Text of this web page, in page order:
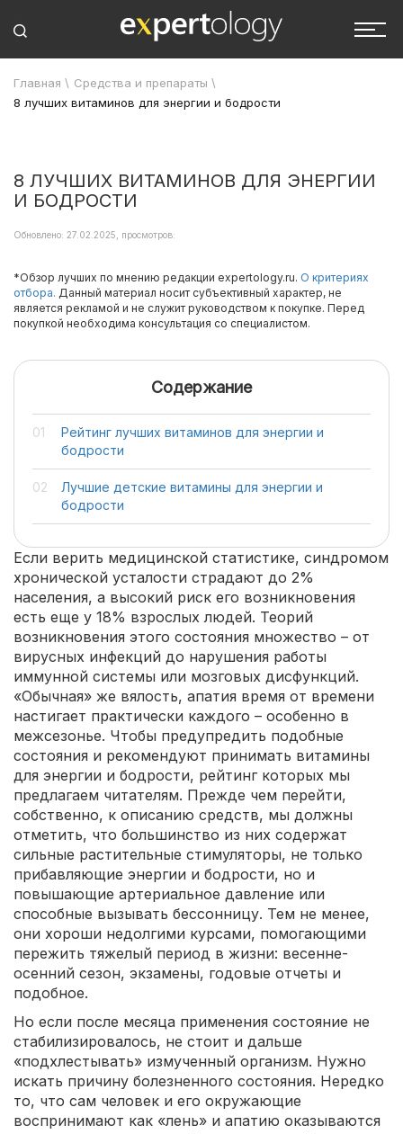
Главная \ Средства и препараты \
8 лучших витаминов для энергии и бодрости
8 ЛУЧШИХ ВИТАМИНОВ ДЛЯ ЭНЕРГИИ
И БОДРОСТИ
Обновлено: 27.02.2025, просмотров:
*Обзор лучших по мнению редакции expertology.ru. О критериях
отбора. Данный материал носит субъективный характер, не
является рекламой и не служит руководством к покупке. Перед
покупкой необходима консультация со специалистом.
Содержание
Рейтинг лучших витаминов для энергии и
бодрости
Лучшие детские витамины для энергии и
бодрости
Если верить медицинской статистике, синдромом
хронической усталости страдают до 2%
населения, а высокий риск его возникновения
есть еще у 18% взрослых людей. Теорий
возникновения этого состояния множество – от
вирусных инфекций до нарушения работы
иммунной системы или мозговых дисфункций.
«Обычная» же вялость, апатия время от времени
настигает практически каждого – особенно в
межсезонье. Чтобы предупредить подобные
состояния и рекомендуют принимать витамины
для энергии и бодрости, рейтинг которых мы
предлагаем читателям. Прежде чем перейти,
собственно, к описанию средств, мы должны
отметить, что большинство из них содержат
сильные растительные стимуляторы, не только
прибавляющие энергии и бодрости, но и
повышающие артериальное давление или
способные вызывать бессонницу. Тем не менее,
они хороши недолгими курсами, помогающими
пережить тяжелый период в жизни: весенне-
осенний сезон, экзамены, годовые отчеты и
подобное.
Но если после месяца применения состояние не
стабилизировалось, не стоит и дальше
«подхлестывать» измученный организм. Нужно
искать причину болезненного состояния. Нередко
то, что сам человек и его окружающие
воспринимают как «лень» и апатию оказываются